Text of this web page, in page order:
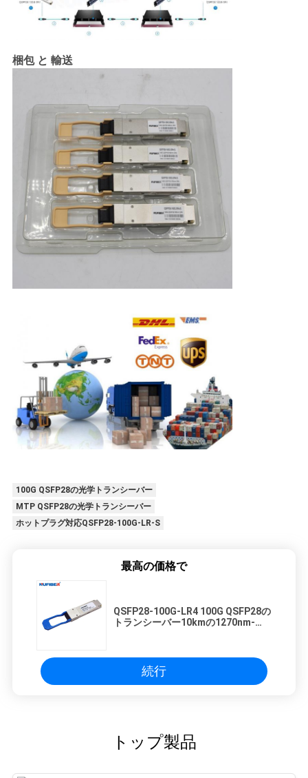
梱包 と 輸送
100G QSFP28の光学トランシーバー
MTP QSFP28の光学トランシーバー
ホットプラグ対応QSFP28-100G-LR-S
最高の価格で
QSFP28-100G-LR4 100G QSFP28の
トランシーバー10kmの1270nm-
続行
トップ製品